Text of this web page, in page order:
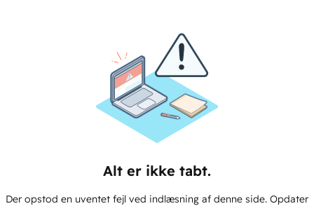
Alt er ikke tabt.
Der opstod en uventet fejl ved indlæsning af denne side. Opdater